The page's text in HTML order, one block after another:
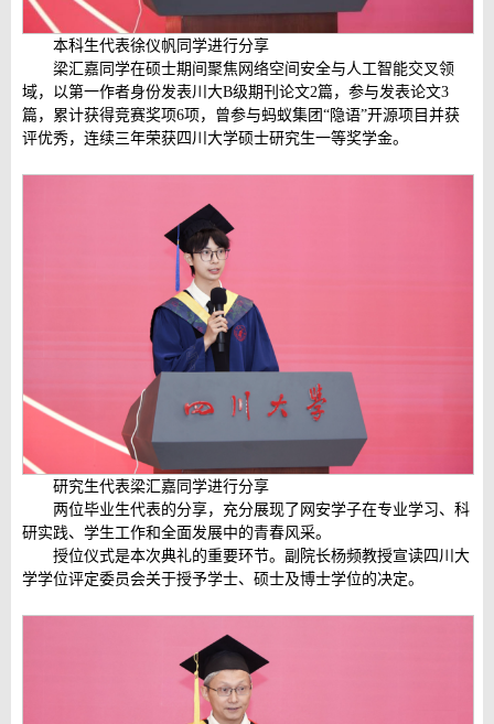
本科生代表徐仪帆同学进行分享
梁汇嘉同学在硕士期间聚焦网络空间安全与人工智能交叉领
域，以第一作者身份发表川大B级期刊论文2篇，参与发表论文3
篇，累计获得竞赛奖项6项，曾参与蚂蚁集团“隐语”开源项目并获
评优秀，连续三年荣获四川大学硕士研究生一等奖学金。
研究生代表梁汇嘉同学进行分享
两位毕业生代表的分享，充分展现了网安学子在专业学习、科
研实践、学生工作和全面发展中的青春风采。
授位仪式是本次典礼的重要环节。副院长杨频教授宣读四川大
学学位评定委员会关于授予学士、硕士及博士学位的决定。